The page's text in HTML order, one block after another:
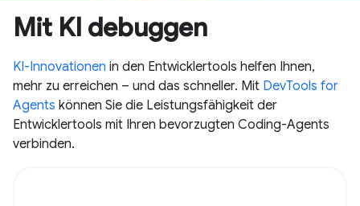
Mit KI debuggen
KI-Innovationen in den Entwicklertools helfen Ihnen,
mehr zu erreichen – und das schneller. Mit DevTools for
Agents können Sie die Leistungsfähigkeit der
Entwicklertools mit Ihren bevorzugten Coding-Agents
verbinden.